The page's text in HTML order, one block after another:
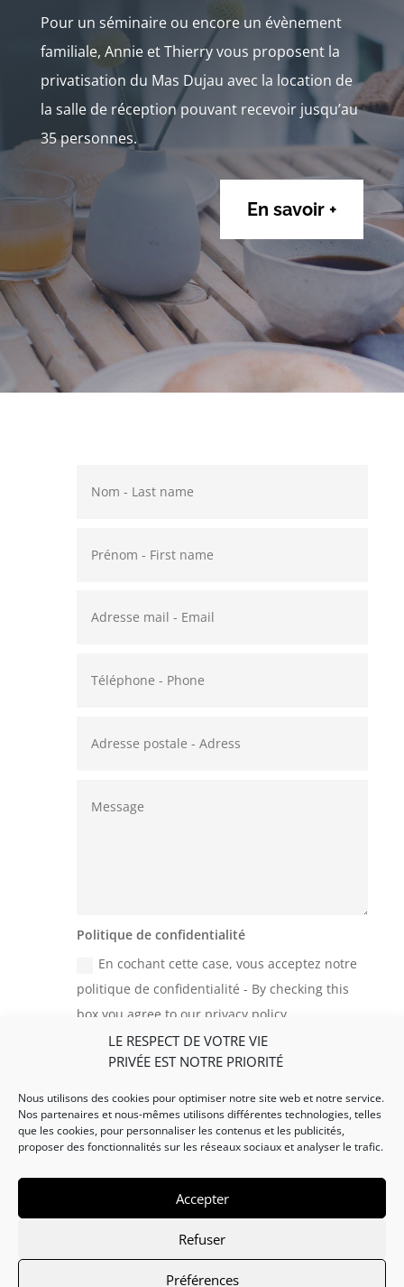
LE RESPECT DE VOTRE VIE
PRIVÉE EST NOTRE PRIORITÉ
Nous utilisons des cookies pour optimiser notre site web et notre service.
Nos partenaires et nous-mêmes utilisons différentes technologies, telles
que les cookies, pour personnaliser les contenus et les publicités,
proposer des fonctionnalités sur les réseaux sociaux et analyser le trafic.
Accepter
Refuser
Préférences
Pour un séminaire ou encore un évènement
familiale, Annie et Thierry vous proposent la
privatisation du Mas Dujau avec la location de
la salle de réception pouvant recevoir jusqu’au
35 personnes.
En savoir +
Politique de confidentialité
En cochant cette case, vous acceptez notre
politique de confidentialité - By checking this
box you agree to our privacy policy
15 + 3= Envoyer - Submit
Copyright © 2026Mas Dujau - Gîtes en
Développé parSTUDIOS H2G